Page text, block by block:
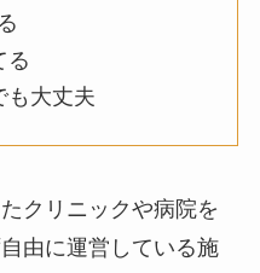
る
も大丈夫
クリニックや病院を
由に運営している施